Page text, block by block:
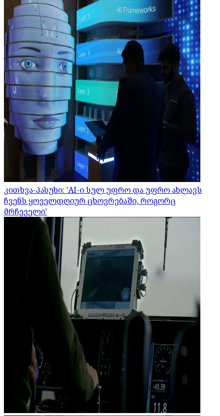
კითხვა-პასუხი: 'AI-ი სულ უფრო და უფრო ახლავს
ჩვენს ყოველდღიურ ცხოვრებაში, როგორც
მრჩეველი'